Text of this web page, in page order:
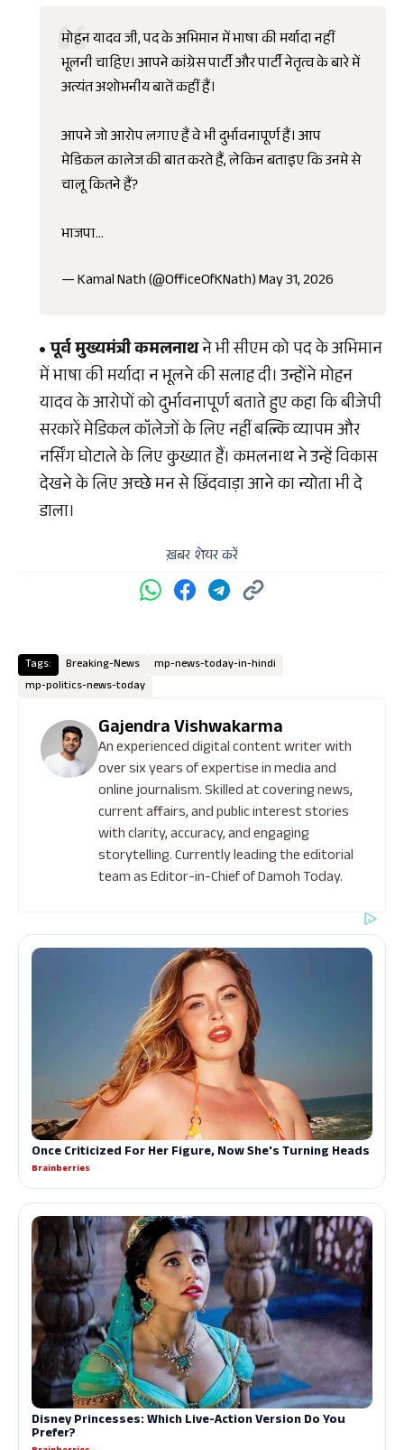
मोहन यादव जी, पद के अभिमान में भाषा की मर्यादा नहीं
भूलनी चाहिए। आपने कांग्रेस पार्टी और पार्टी नेतृत्व के बारे में
अत्यंत अशोभनीय बातें कहीं हैं।
आपने जो आरोप लगाए हैं वे भी दुर्भावनापूर्ण हैं। आप
मेडिकल कालेज की बात करते हैं, लेकिन बताइए कि उनमे से
चालू कितने हैं?
भाजपा…
— Kamal Nath (@OfficeOfKNath)May 31, 2026
पूर्व मुख्यमंत्री कमलनाथने भी सीएम को पद के अभिमान
में भाषा की मर्यादा न भूलने की सलाह दी। उन्होंने मोहन
यादव के आरोपों को दुर्भावनापूर्ण बताते हुए कहा कि बीजेपी
सरकारें मेडिकल कॉलेजों के लिए नहीं बल्कि व्यापम और
नर्सिंग घोटाले के लिए कुख्यात हैं। कमलनाथ ने उन्हें विकास
देखने के लिए अच्छे मन से छिंदवाड़ा आने का न्योता भी दे
डाला।
ख़बर शेयर करें
Tags: Breaking-News
mp-news-today-in-hindi
mp-politics-news-today
Gajendra Vishwakarma
An experienced digital content writer with
over six years of expertise in media and
online journalism. Skilled at covering news,
current affairs, and public interest stories
with clarity, accuracy, and engaging
storytelling. Currently leading the editorial
team as Editor-in-Chief of Damoh Today.